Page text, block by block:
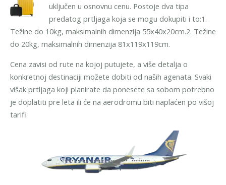
uključen u osnovnu cenu. Postoje dva tipa
predatog prtljaga koja se mogu dokupiti i to:1.
Težine do 10kg, maksimalnih dimenzija 55x40x20cm.2. Težine
do 20kg, maksimalnih dimenzija 81x119x119cm.
Cena zavisi od rute na kojoj putujete, a više detalja o
konkretnoj destinaciji možete dobiti od naših agenata. Svaki
višak prtljaga koji planirate da ponesete sa sobom potrebno
je doplatiti pre leta ili će na aerodromu biti naplaćen po višoj
tarifi.